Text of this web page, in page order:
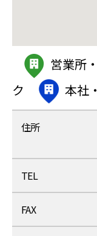
営業所
ク
本社
住所
TEL
FAX